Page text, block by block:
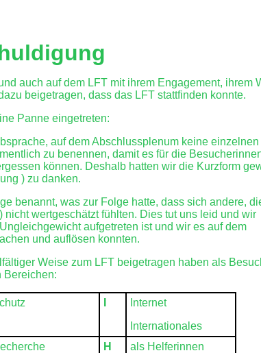
auch auf dem LFT mit ihrem Engagement, ihrem
beigetragen, dass das LFT stattfinden konnte.
Panne eingetreten:
auf dem Abschlussplenum keine einzelnen
zu benennen, damit es für die
können. Deshalb hatten wir die Kurzform
) zu danken.
benannt, was zur Folge hatte, dass sich andere,
wertgeschätzt fühlten. Dies tut uns leid und wir
aufgetreten ist und wir es auf dem
und auflösen konnten.
Weise zum LFT beigetragen haben als
Bereichen:
Internet
Internationales
H
als Helferinnen